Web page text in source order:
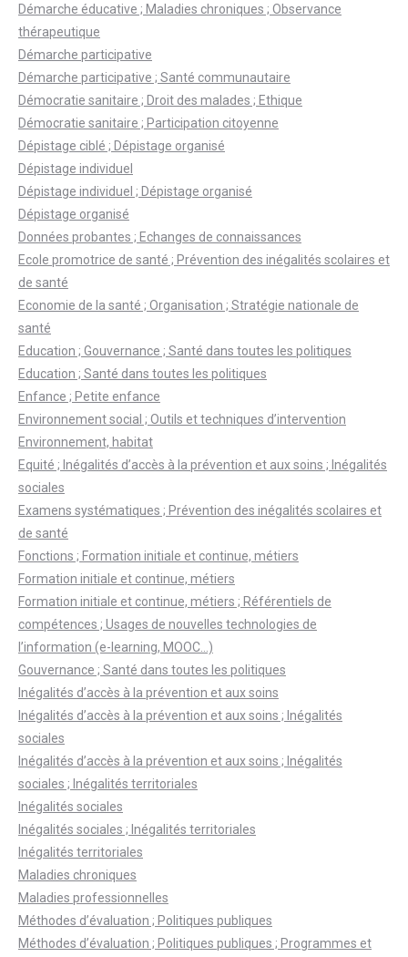
Démarche éducative ; Maladies chroniques ; Observance
thérapeutique
Démarche participative
Démarche participative ; Santé communautaire
Démocratie sanitaire ; Droit des malades ; Ethique
Démocratie sanitaire ; Participation citoyenne
Dépistage ciblé ; Dépistage organisé
Dépistage individuel
Dépistage individuel ; Dépistage organisé
Dépistage organisé
Données probantes ; Echanges de connaissances
Ecole promotrice de santé ; Prévention des inégalités scolaires et
de santé
Economie de la santé ; Organisation ; Stratégie nationale de
santé
Education ; Gouvernance ; Santé dans toutes les politiques
Education ; Santé dans toutes les politiques
Enfance ; Petite enfance
Environnement social ; Outils et techniques d’intervention
Environnement, habitat
Equité ; Inégalités d’accès à la prévention et aux soins ; Inégalités
sociales
Examens systématiques ; Prévention des inégalités scolaires et
de santé
Fonctions ; Formation initiale et continue, métiers
Formation initiale et continue, métiers
Formation initiale et continue, métiers ; Référentiels de
compétences ; Usages de nouvelles technologies de
l’information (e-learning, MOOC…)
Gouvernance ; Santé dans toutes les politiques
Inégalités d’accès à la prévention et aux soins
Inégalités d’accès à la prévention et aux soins ; Inégalités
sociales
Inégalités d’accès à la prévention et aux soins ; Inégalités
sociales ; Inégalités territoriales
Inégalités sociales
Inégalités sociales ; Inégalités territoriales
Inégalités territoriales
Maladies chroniques
Maladies professionnelles
Méthodes d’évaluation ; Politiques publiques
Méthodes d’évaluation ; Politiques publiques ; Programmes et